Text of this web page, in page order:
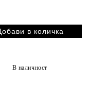
В наличност